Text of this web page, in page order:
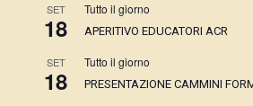
SET
18
Tutto il giorno
APERITIVO EDUCATORI ACR
SET
18
Tutto il giorno
PRESENTAZIONE CAMMINI